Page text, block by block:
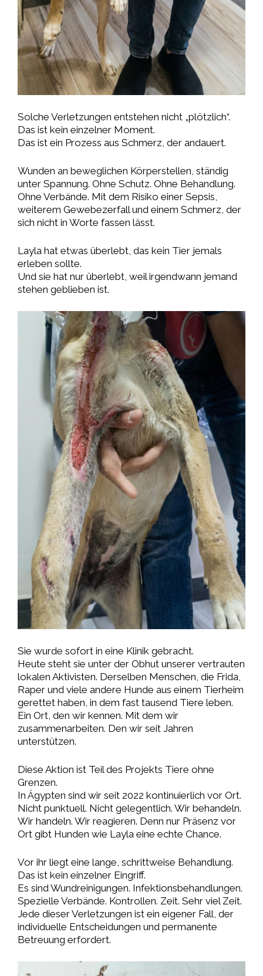
Solche Verletzungen entstehen nicht „plötzlich“.
Das ist kein einzelner Moment.
Das ist ein Prozess aus Schmerz, der andauert.
Wunden an beweglichen Körperstellen, ständig
unter Spannung. Ohne Schutz. Ohne Behandlung.
Ohne Verbände. Mit dem Risiko einer Sepsis,
weiterem Gewebezerfall und einem Schmerz, der
sich nicht in Worte fassen lässt.
Layla hat etwas überlebt, das kein Tier jemals
erleben sollte.
Und sie hat nur überlebt, weil irgendwann jemand
stehen geblieben ist.
Sie wurde sofort in eine Klinik gebracht.
Heute steht sie unter der Obhut unserer vertrauten
lokalen Aktivisten. Derselben Menschen, die Frida,
Raper und viele andere Hunde aus einem Tierheim
gerettet haben, in dem fast tausend Tiere leben.
Ein Ort, den wir kennen. Mit dem wir
zusammenarbeiten. Den wir seit Jahren
unterstützen.
Diese Aktion ist Teil des Projekts Tiere ohne
Grenzen.
In Ägypten sind wir seit 2022 kontinuierlich vor Ort.
Nicht punktuell. Nicht gelegentlich. Wir behandeln.
Wir handeln. Wir reagieren. Denn nur Präsenz vor
Ort gibt Hunden wie Layla eine echte Chance.
Vor ihr liegt eine lange, schrittweise Behandlung.
Das ist kein einzelner Eingriff.
Es sind Wundreinigungen. Infektionsbehandlungen.
Spezielle Verbände. Kontrollen. Zeit. Sehr viel Zeit.
Jede dieser Verletzungen ist ein eigener Fall, der
individuelle Entscheidungen und permanente
Betreuung erfordert.